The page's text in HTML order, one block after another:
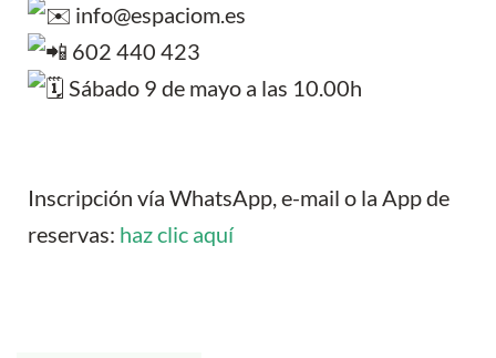
info@espaciom.es
602 440 423
Sábado 9 de mayo a las 10.00h
Inscripción vía WhatsApp, e-mail o la App de
reservas: haz clic aquí